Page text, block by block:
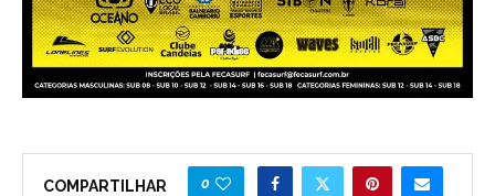
COMPARTILHAR 0